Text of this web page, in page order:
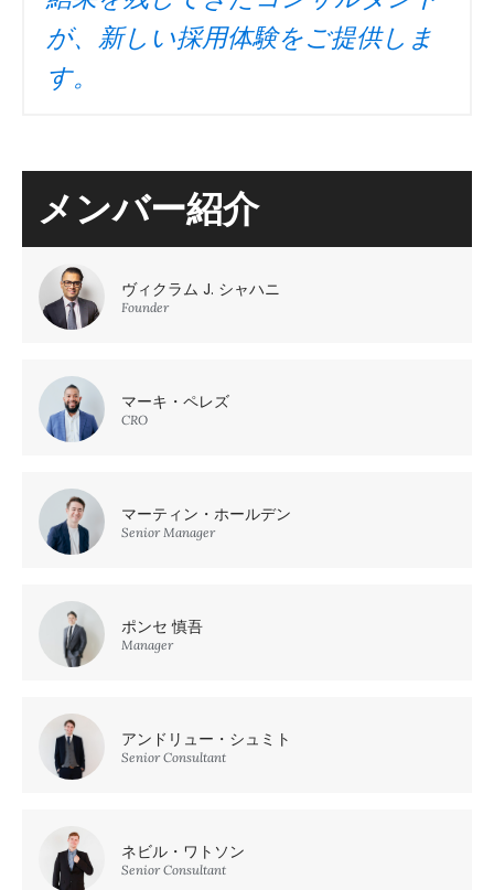
メンバー紹介
ヴィクラム J. シャハニ
Founder
マーキ・ペレズ
CRO
マーティン・ホールデン
Senior Manager
ポンセ 慎吾
Manager
アンドリュー・シュミト
Senior Consultant
ネビル・ワトソン
Senior Consultant
が、新しい採用体験をご提供しま
す。